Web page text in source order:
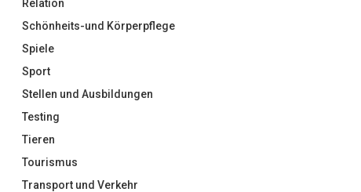
Relation
Schönheits-und Körperpflege
Spiele
Sport
Stellen und Ausbildungen
Testing
Tieren
Tourismus
Transport und Verkehr